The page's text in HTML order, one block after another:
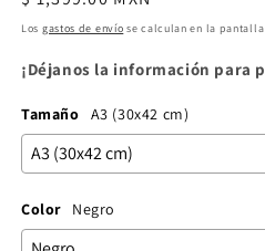
habitual
Los gastos de envío se calculan en la
¡Déjanos la información para
Tamaño A3 (30x42 cm)
Color Negro